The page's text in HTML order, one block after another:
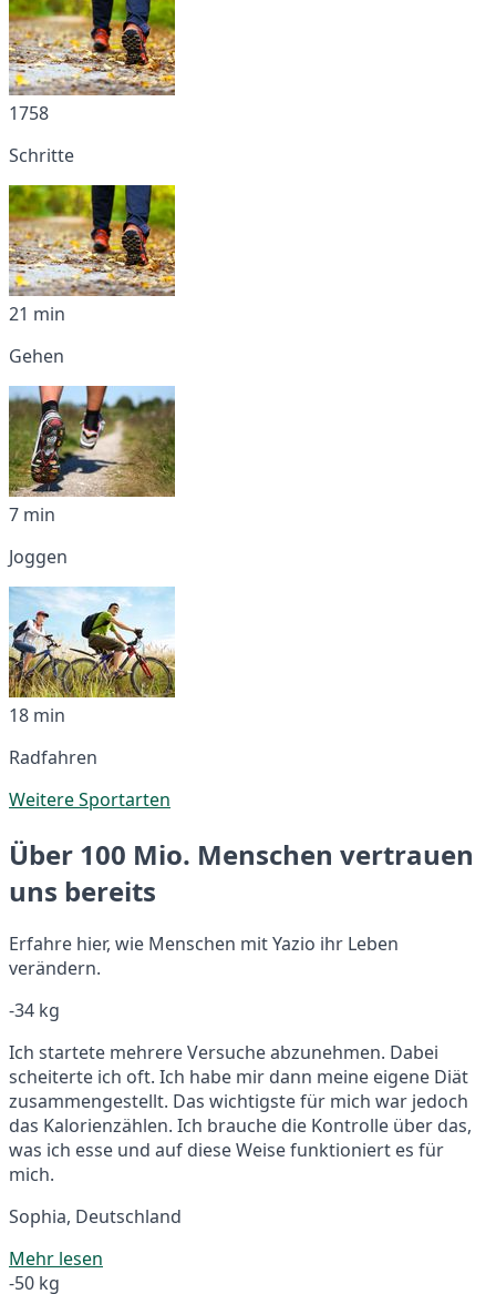
1758
Schritte
21 min
Gehen
7 min
Joggen
18 min
Radfahren
Weitere Sportarten
Über 100 Mio. Menschen vertrauen
uns bereits
Erfahre hier, wie Menschen mit Yazio ihr Leben
verändern.
-34 kg
Ich startete mehrere Versuche abzunehmen. Dabei
scheiterte ich oft. Ich habe mir dann meine eigene Diät
zusammengestellt. Das wichtigste für mich war jedoch
das Kalorienzählen. Ich brauche die Kontrolle über das,
was ich esse und auf diese Weise funktioniert es für
mich.
Sophia, Deutschland
Mehr lesen
-50 kg